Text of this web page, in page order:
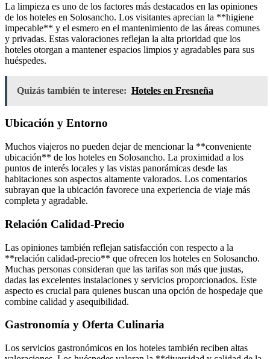
La limpieza es uno de los factores más destacados en las opiniones
de los hoteles en Solosancho. Los visitantes aprecian la **higiene
impecable** y el esmero en el mantenimiento de las áreas comunes
y privadas. Estas valoraciones reflejan la alta prioridad que los
hoteles otorgan a mantener espacios limpios y agradables para sus
huéspedes.
Quizás también te interese: Hoteles en Fresneña
Ubicación y Entorno
Muchos viajeros no pueden dejar de mencionar la **conveniente
ubicación** de los hoteles en Solosancho. La proximidad a los
puntos de interés locales y las vistas panorámicas desde las
habitaciones son aspectos altamente valorados. Los comentarios
subrayan que la ubicación favorece una experiencia de viaje más
completa y agradable.
Relación Calidad-Precio
Las opiniones también reflejan satisfacción con respecto a la
**relación calidad-precio** que ofrecen los hoteles en Solosancho.
Muchas personas consideran que las tarifas son más que justas,
dadas las excelentes instalaciones y servicios proporcionados. Este
aspecto es crucial para quienes buscan una opción de hospedaje que
combine calidad y asequibilidad.
Gastronomía y Oferta Culinaria
Los servicios gastronómicos en los hoteles también reciben altas